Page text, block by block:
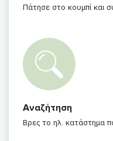
Πάτησε στο κουμπί και
Αναζήτηση
Βρες το ηλ. κατάστημα